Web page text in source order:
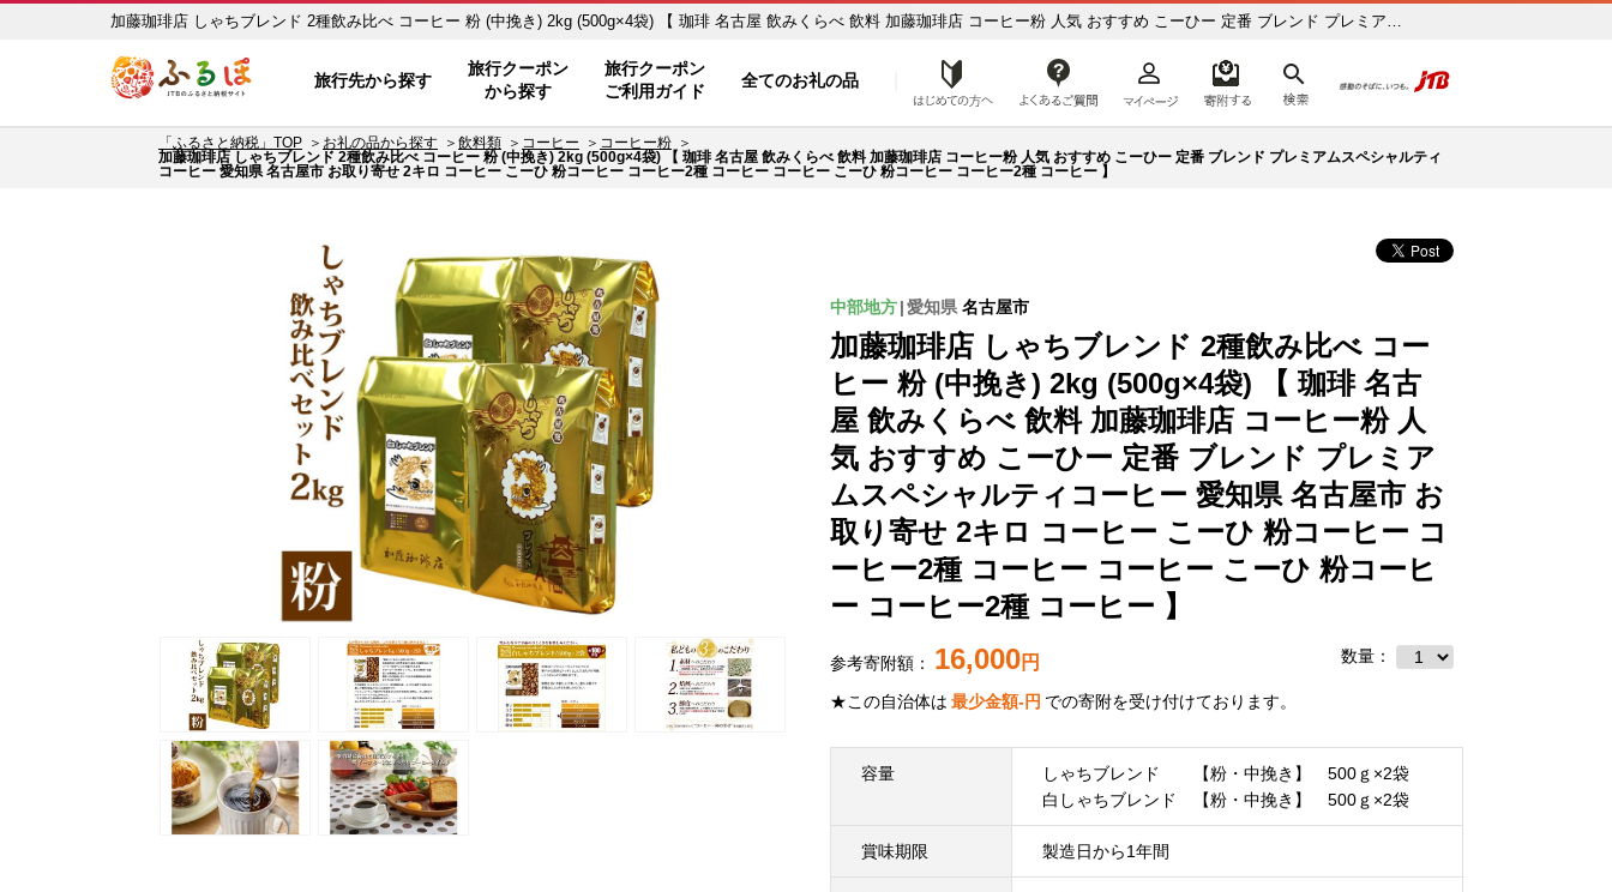
加藤珈琲店 しゃちブレンド 2種飲み比べ コーヒー 粉 (中挽き) 2kg (500g×4袋) 【 珈琲 名古屋 飲みくらべ 飲料 加藤珈琲店 コーヒー粉 人気 おすすめ こーひー 定番 ブレンド プレミアム
スペシャルティコーヒー 愛知県 名古屋市 お取り寄せ 2キロ コーヒー こーひ 粉コーヒー コーヒー2種 コーヒー コーヒー こーひ 粉コーヒー コーヒー2種 コーヒー 】 ふるさと納税の返
礼品で旅行クーポンをＧＥＴ！ - JTBのふるさと納税サイト [ふるぽ]
旅行先から探す
旅行クーポン
から探す
旅行クーポン
ご利用ガイド
全てのお礼の品 はじめての方へ
「ふるさと納税」TOP お礼の品から探す 飲料類 コーヒー
コーヒー粉
加藤珈琲店 しゃちブレンド 2種飲み比べ コーヒー 粉 (中挽き) 2kg (500g×4袋) 【 珈琲 名古屋 飲みくらべ 飲料 加藤珈琲店 コーヒー粉 人気 おすすめ こーひー 定番 ブレンド プレミアムスペシャルティ
コーヒー 愛知県 名古屋市 お取り寄せ 2キロ コーヒー こーひ 粉コーヒー コーヒー2種 コーヒー コーヒー こーひ 粉コーヒー コーヒー2種 コーヒー 】
中部地方 愛知県 名古屋市
加藤珈琲店 しゃちブレンド 2種飲み比べ コー
ヒー 粉 (中挽き) 2kg (500g×4袋) 【 珈琲 名古
屋 飲みくらべ 飲料 加藤珈琲店 コーヒー粉 人
気 おすすめ こーひー 定番 ブレンド プレミア
ムスペシャルティコーヒー 愛知県 名古屋市 お
取り寄せ 2キロ コーヒー こーひ 粉コーヒー コ
ーヒー2種 コーヒー コーヒー こーひ 粉コーヒ
ー コーヒー2種 コーヒー 】
参考寄附額： 16,000円 数量：
★この自治体は 最少金額-円 での寄附を受け付けております。
容量
しゃちブレンド 【粉・中挽き】 500ｇ×2袋
白しゃちブレンド 【粉・中挽き】 500ｇ×2袋
賞味期限 製造日から1年間